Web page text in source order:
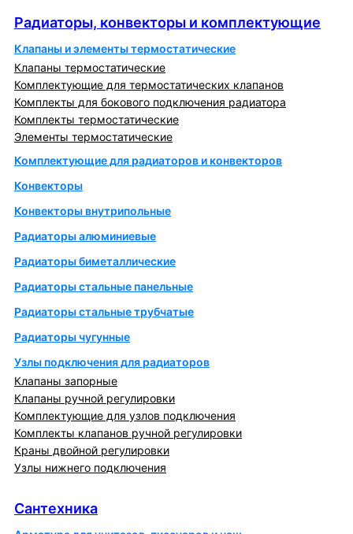
Радиаторы, конвекторы и комплектующие
Клапаны и элементы термостатические
Клапаны термостатические
Комплектующие для термостатических клапанов
Комплекты для бокового подключения радиатора
Комплекты термостатические
Элементы термостатические
Комплектующие для радиаторов и конвекторов
Конвекторы
Конвекторы внутрипольные
Радиаторы алюминиевые
Радиаторы биметаллические
Радиаторы стальные панельные
Радиаторы стальные трубчатые
Радиаторы чугунные
Узлы подключения для радиаторов
Клапаны запорные
Клапаны ручной регулировки
Комплектующие для узлов подключения
Комплекты клапанов ручной регулировки
Краны двойной регулировки
Узлы нижнего подключения
Сантехника